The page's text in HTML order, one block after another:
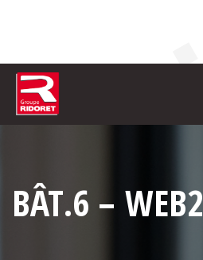
BÂT.6 – WEB2